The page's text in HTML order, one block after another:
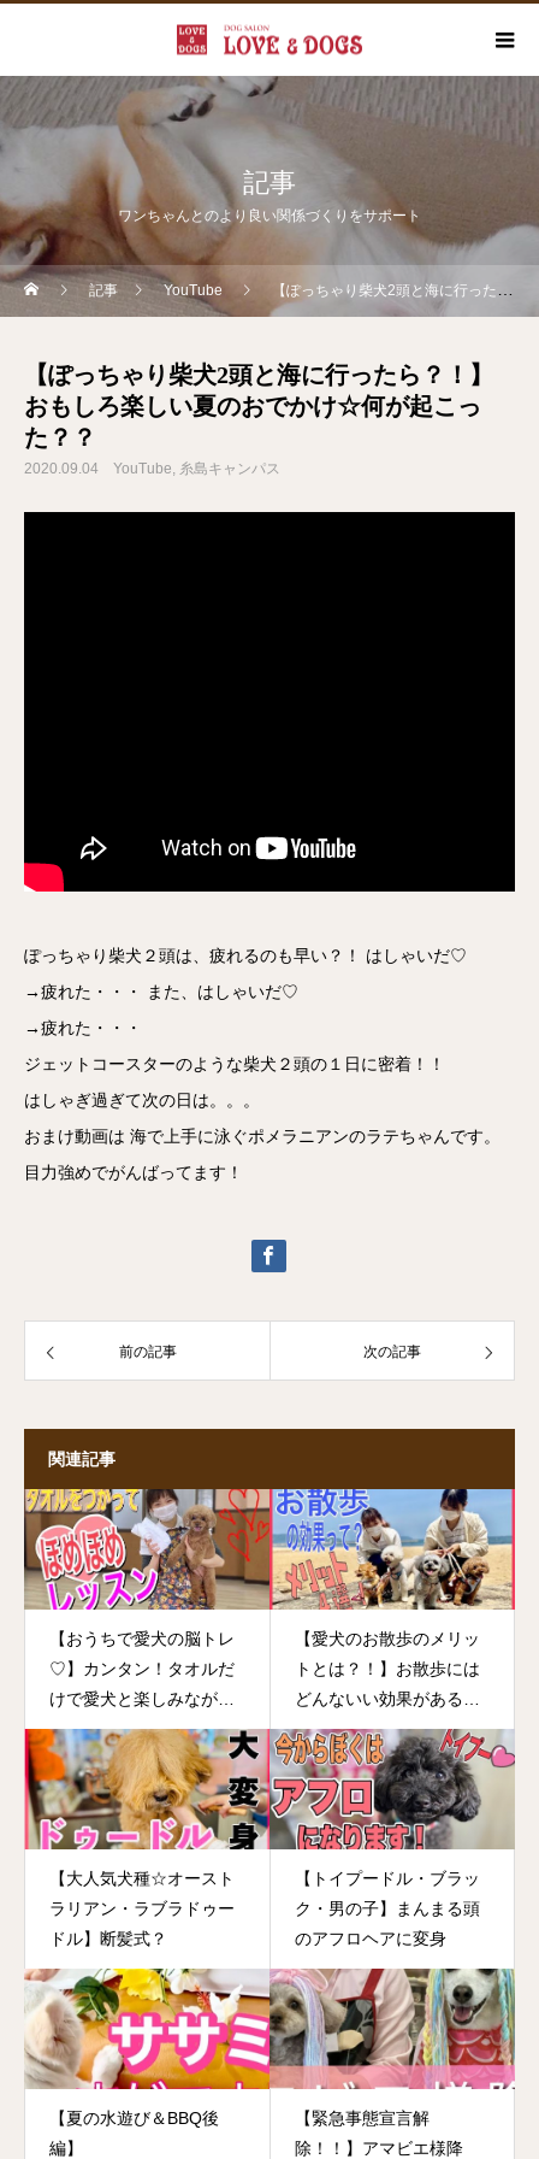
記事
ワンちゃんとのより良い関係づくりをサポート
記事 YouTube 【ぽっちゃり柴犬2頭と海に行ったら？！】おもしろ楽しい夏のおでかけ☆何が起こった？？
【ぽっちゃり柴犬2頭と海に行ったら？！】
おもしろ楽しい夏のおでかけ☆何が起こっ
た？？
2020.09.04 YouTube 糸島キャンパス
ぽっちゃり柴犬２頭は、疲れるのも早い？！ はしゃいだ♡
→疲れた・・・ また、はしゃいだ♡
→疲れた・・・
ジェットコースターのような柴犬２頭の１日に密着！！
はしゃぎ過ぎて次の日は。。。
おまけ動画は 海で上手に泳ぐポメラニアンのラテちゃんです。
目力強めでがんばってます！
前の記事 次の記事
関連記事
【おうちで愛犬の脳トレ
♡】カンタン！タオルだ
けで愛犬と楽しみながら
脳トレしてみましょう
【愛犬のお散歩のメリッ
トとは？！】お散歩には
どんないい効果があるの
か？！知ればお散歩に行
きたくなる？！
【大人気犬種☆オースト
ラリアン・ラブラドゥー
ドル】断髪式？
【トイプードル・ブラッ
ク・男の子】まんまる頭
のアフロヘアに変身
【夏の水遊び＆BBQ後
編】
【緊急事態宣言解
除！！】アマビエ様降